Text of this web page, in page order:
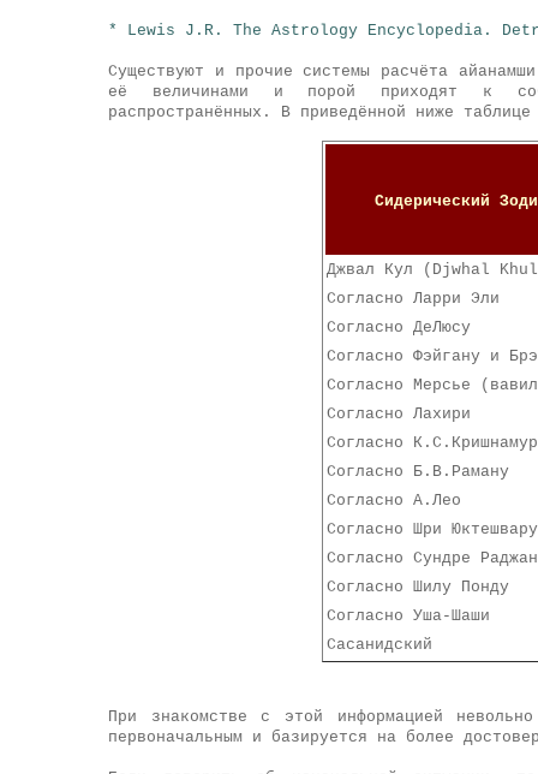
* Lewis J.R. The Astrology Encyclopedia.
Существуют и прочие системы расчёта
её величинами и порой приходят к
распространённых. В приведённой ниже
Сидерический
Джвал Кул (Djwhal
Согласно Ларри Эли
Согласно ДеЛюсу
Согласно Фэйгану и
Согласно Мерсье
Согласно Лахири
Согласно
Согласно Б.В.Раману
Согласно А.Лео
Согласно Шри Юктешвару
Согласно Сундре
Согласно Шилу Понду
Согласно Уша-Шаши
Сасанидский
При знакомстве с этой информацией
первоначальным и базируется на более